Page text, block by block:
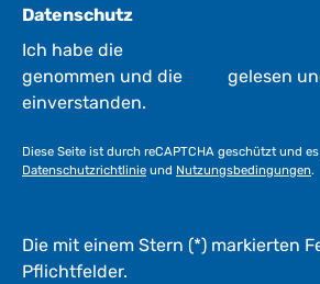
Datenschutz
Ich habe die
genommen und die
gelesen
einverstanden.
Diese Seite ist durch reCAPTCHA geschützt und
Datenschutzrichtlinie und Nutzungsbedingungen.
Die mit einem Stern (*) markierten
Pflichtfelder.